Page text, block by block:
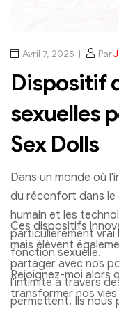
Avril 7, 2025 Par
Dispositif
sexuelles
Sex Dolls
Dans un monde où
du réconfort dans le
humain et les
particulièrement
fonction sexuelle.
Ces dispositifs
mais élèvent
partager avec nos
l'intimité à travers
permettent. Ils nous
Rejoignez-moi alors
transformer nos